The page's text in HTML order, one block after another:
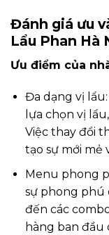
Đánh giá ưu
Lẩu Phan Hà
Ưu điểm của
Đa dạng vị
lựa chọn vị
Việc thay đổi
tạo sự mới mẻ
Menu phong
sự phong phú
đến các
hàng ban đầu